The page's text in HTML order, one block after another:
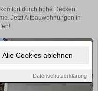
Alle Cookies ablehnen
Datenschutzerklärung
durch hohe Decken,
Jetzt Altbauwohnungen in